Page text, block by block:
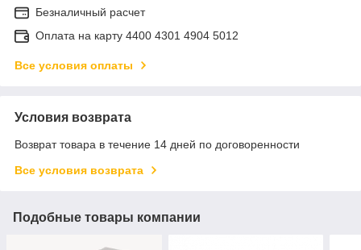
Безналичный расчет
Оплата на карту 4400 4301 4904 5012
Все условия оплаты
Условия возврата
Возврат товара в течение 14 дней по договоренности
Все условия возврата
Подобные товары компании